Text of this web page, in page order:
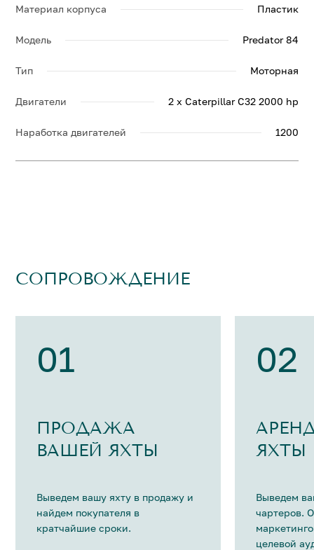
Материал корпуса Пластик
Модель Predator 84
Тип Моторная
Двигатели 2 x Caterpillar C32 2000 hp
Наработка двигателей 1200
СОПРОВОЖДЕНИЕ
01
ПРОДАЖА
ВАШЕЙ ЯХТЫ
Выведем вашу яхту в продажу и
найдем покупателя в
кратчайшие сроки.
02
ЯХТЫ
Выведем
чартеров.
целевой